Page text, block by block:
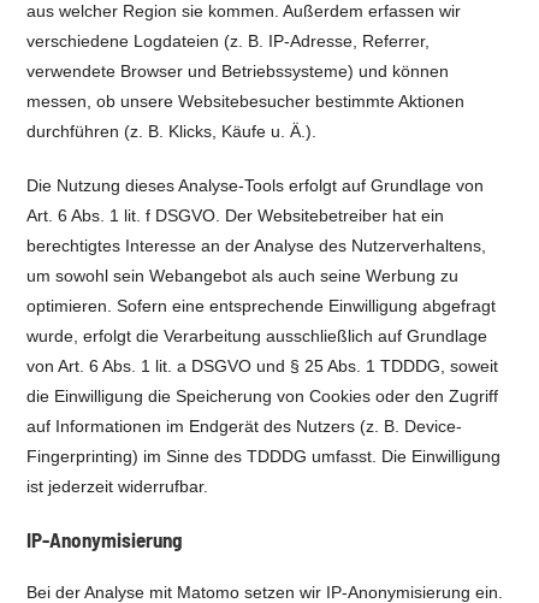
aus welcher Region sie kommen. Außerdem erfassen wir
verschiedene Logdateien (z. B. IP-Adresse, Referrer,
verwendete Browser und Betriebssysteme) und können
messen, ob unsere Websitebesucher bestimmte Aktionen
durchführen (z. B. Klicks, Käufe u. Ä.).
Die Nutzung dieses Analyse-Tools erfolgt auf Grundlage von
Art. 6 Abs. 1 lit. f DSGVO. Der Websitebetreiber hat ein
berechtigtes Interesse an der Analyse des Nutzerverhaltens,
um sowohl sein Webangebot als auch seine Werbung zu
optimieren. Sofern eine entsprechende Einwilligung abgefragt
wurde, erfolgt die Verarbeitung ausschließlich auf Grundlage
von Art. 6 Abs. 1 lit. a DSGVO und § 25 Abs. 1 TDDDG, soweit
die Einwilligung die Speicherung von Cookies oder den Zugriff
auf Informationen im Endgerät des Nutzers (z. B. Device-
Fingerprinting) im Sinne des TDDDG umfasst. Die Einwilligung
ist jederzeit widerrufbar.
IP-Anonymisierung
Bei der Analyse mit Matomo setzen wir IP-Anonymisierung ein.